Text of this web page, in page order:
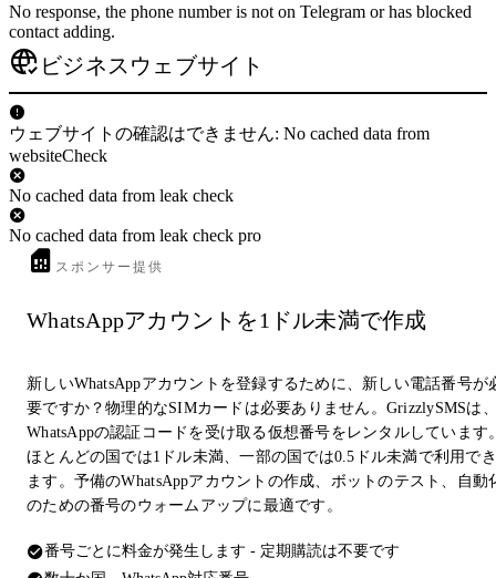
No response, the phone number is not on Telegram or has blocked
contact adding.
ビジネスウェブサイト
ウェブサイトの確認はできません: No cached data from
websiteCheck
No cached data from leak check
No cached data from leak check pro
スポンサー提供
WhatsAppアカウントを1ドル未満で作成
新しいWhatsAppアカウントを登録するために、新しい電話番号が
要ですか？物理的なSIMカードは必要ありません。GrizzlySMSは
WhatsAppの認証コードを受け取る仮想番号をレンタルしています
ほとんどの国では1ドル未満、一部の国では0.5ドル未満で利用でき
ます。予備のWhatsAppアカウントの作成、ボットのテスト、自動
のための番号のウォームアップに最適です。
番号ごとに料金が発生します - 定期購読は不要です